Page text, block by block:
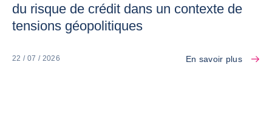
du risque de crédit dans un contexte de
tensions géopolitiques
22 / 07 / 2026 En savoir plus